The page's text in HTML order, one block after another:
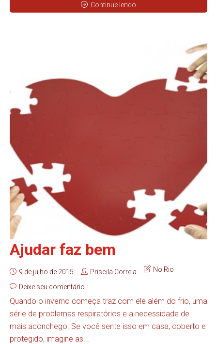
Continue lendo
Ajudar faz bem
9 de julho de 2015 Priscila Correia No Rio
Deixe seu comentário
Quando o inverno começa traz com ele além do frio, uma
série de problemas respiratórios e a necessidade de
mais aconchego. Se você sente isso em casa, coberto e
protegido, imagine as...